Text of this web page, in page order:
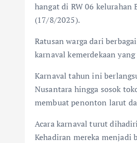
hangat di RW 06 kelurahan
(17/8/2025).
Ratusan warga dari
karnaval kemerdekaan
Karnaval tahun ini
Nusantara hingga sosok
membuat penonton larut
Acara karnaval turut
Kehadiran mereka menjadi